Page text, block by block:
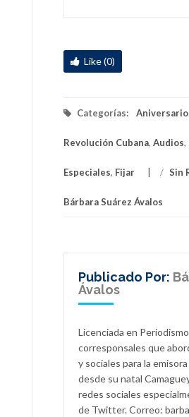
Like (0)
Categorías:
Revolución Cubana, Audios,
Especiales, Fijar / Sin
Bárbara Suárez Ávalos
Publicado Por:
Ávalos
Licenciada en
corresponsales que
y sociales para la
desde su natal
redes sociales
de Twitter. Correo: